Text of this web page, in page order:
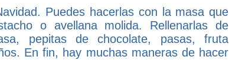
Puedes hacerlas con la masa que
o avellana molida. Rellenarlas de
pepitas de chocolate, pasas, fruta
En fin, hay muchas maneras de hacer